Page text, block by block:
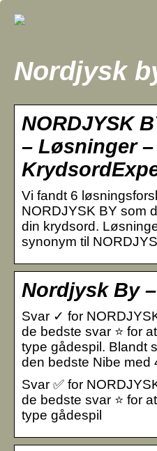
Nordjysk
NORDJYSK
– Løsninger –
Vi fandt 6
NORDJYSK BY som
din krydsord.
synonym til
Nordjysk By
Svar ✓ for
de bedste svar ⭐ for
type gådespil. Blandt
den bedste Nibe med
Svar ✅ for
de bedste svar ⭐ for
type gådespil